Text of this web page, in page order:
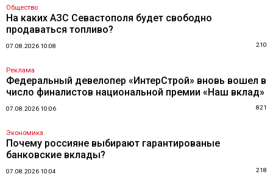
Общество
На каких АЗС Севастополя будет свободно
продаваться топливо?
07.08.2026 10:08 210
Реклама
Федеральный девелопер «ИнтерСтрой» вновь вошел в
число финалистов национальной премии «Наш вклад»
07.08.2026 10:06 821
Экономика
Почему россияне выбирают гарантированые
банковские вклады?
07.08.2026 10:04 218